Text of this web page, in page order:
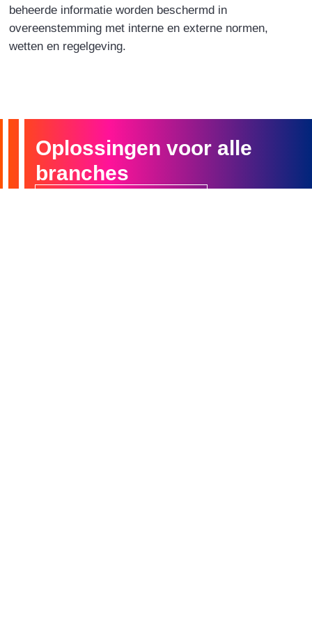
beheerde informatie worden beschermd in
overeenstemming met interne en externe normen,
wetten en regelgeving.
Oplossingen voor alle
branches